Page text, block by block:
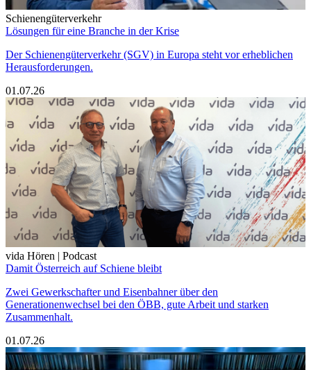
Schienengüterverkehr
Lösungen für eine Branche in der Krise
Der Schienengüterverkehr (SGV) in Europa steht vor erheblichen
Herausforderungen.
01.07.26
vida Hören | Podcast
Damit Österreich auf Schiene bleibt
Zwei Gewerkschafter und Eisenbahner über den
Generationenwechsel bei den ÖBB, gute Arbeit und starken
Zusammenhalt.
01.07.26